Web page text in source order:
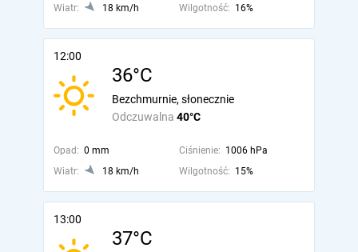
Wiatr:
18 km/h Wilgotność: 16%
12:00
36°C
Odczuwalna 40°C
Bezchmurnie, słonecznie
Opad: 0 mm Ciśnienie: 1006 hPa
Wiatr:
18 km/h Wilgotność: 15%
13:00
37°C